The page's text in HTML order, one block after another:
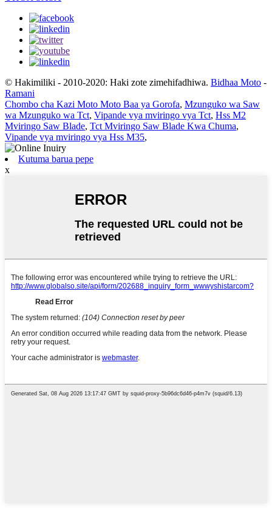
© Hakimiliki - 2010-2020: Haki zote zimehifadhiwa. Bidhaa Moto -
Ramani
Chombo cha Kazi Moto Moto Baa ya Gorofa, Mzunguko wa Saw
wa Mzunguko wa Tct, Vipande vya mviringo vya Tct, Hss M2
Mviringo Saw Blade, Tct Mviringo Saw Blade Kwa Chuma,
Vipande vya mviringo vya Hss M35,
Kutuma barua pepe
x